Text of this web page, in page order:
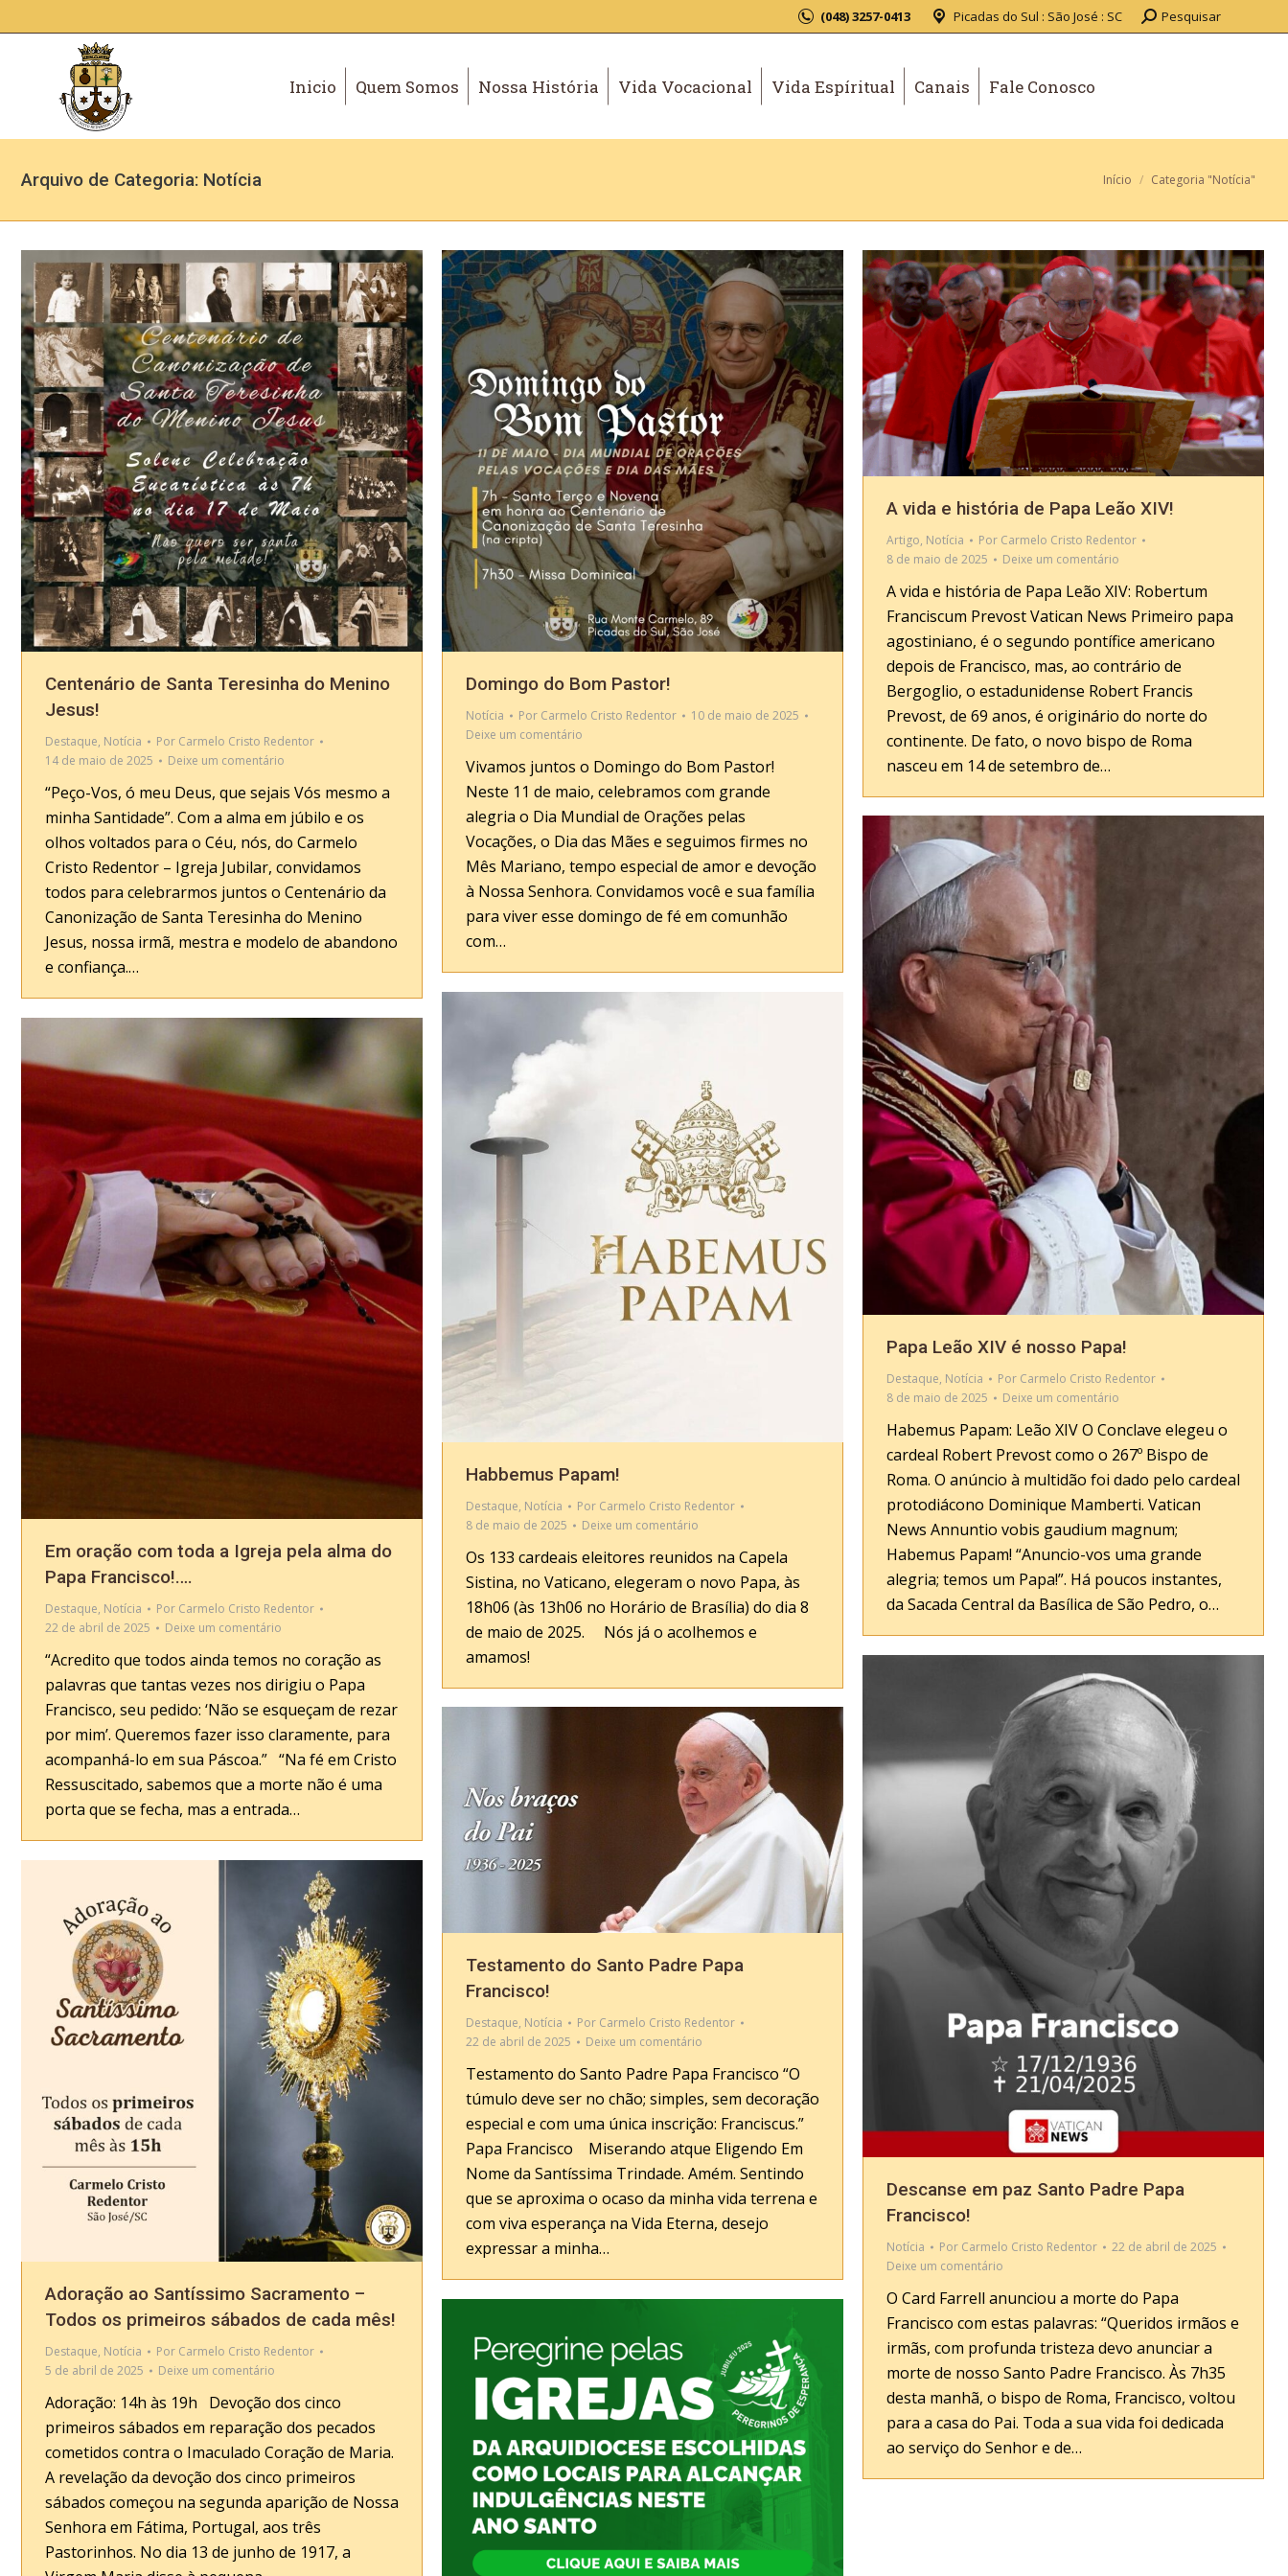
(048) 3257-0413 Picadas do Sul : São José : SC Pesquisar
Inicio Quem Somos Nossa História Vida Vocacional Vida Espíritual Canais Fale Conosco
Arquivo de Categoria: Notícia Você está aqui:
Início Categoria "Notícia"
Centenário de Santa Teresinha do Menino
Jesus!
Destaque, Notícia Por Carmelo Cristo Redentor
14 de maio de 2025
Deixe um comentário
“Peço-Vos, ó meu Deus, que sejais Vós mesmo a
minha Santidade”. Com a alma em júbilo e os
olhos voltados para o Céu, nós, do Carmelo
Cristo Redentor – Igreja Jubilar, convidamos
todos para celebrarmos juntos o Centenário da
Canonização de Santa Teresinha do Menino
Jesus, nossa irmã, mestra e modelo de abandono
e confiança.…
Domingo do Bom Pastor!
Notícia Por Carmelo Cristo Redentor
10 de maio de 2025
Deixe um comentário
Vivamos juntos o Domingo do Bom Pastor!
Neste 11 de maio, celebramos com grande
alegria o Dia Mundial de Orações pelas
Vocações, o Dia das Mães e seguimos firmes no
Mês Mariano, tempo especial de amor e devoção
à Nossa Senhora. Convidamos você e sua família
para viver esse domingo de fé em comunhão
com…
A vida e história de Papa Leão XIV!
Artigo, Notícia Por Carmelo Cristo Redentor
8 de maio de 2025
Deixe um comentário
A vida e história de Papa Leão XIV: Robertum
Franciscum Prevost Vatican News Primeiro papa
agostiniano, é o segundo pontífice americano
depois de Francisco, mas, ao contrário de
Bergoglio, o estadunidense Robert Francis
Prevost, de 69 anos, é originário do norte do
continente. De fato, o novo bispo de Roma
nasceu em 14 de setembro de…
Papa Leão XIV é nosso Papa!
Destaque, Notícia Por Carmelo Cristo Redentor
8 de maio de 2025
Deixe um comentário
Habemus Papam: Leão XIV O Conclave elegeu o
cardeal Robert Prevost como o 267º Bispo de
Roma. O anúncio à multidão foi dado pelo cardeal
protodiácono Dominique Mamberti. Vatican
News Annuntio vobis gaudium magnum;
Habemus Papam! “Anuncio-vos uma grande
alegria; temos um Papa!”. Há poucos instantes,
da Sacada Central da Basílica de São Pedro, o…
Habbemus Papam!
Destaque, Notícia Por Carmelo Cristo Redentor
8 de maio de 2025
Deixe um comentário
Os 133 cardeais eleitores reunidos na Capela
Sistina, no Vaticano, elegeram o novo Papa, às
18h06 (às 13h06 no Horário de Brasília) do dia 8
de maio de 2025. Nós já o acolhemos e
amamos!
Em oração com toda a Igreja pela alma do
Papa Francisco!….
Destaque, Notícia Por Carmelo Cristo Redentor
22 de abril de 2025
Deixe um comentário
“Acredito que todos ainda temos no coração as
palavras que tantas vezes nos dirigiu o Papa
Francisco, seu pedido: ‘Não se esqueçam de rezar
por mim’. Queremos fazer isso claramente, para
acompanhá-lo em sua Páscoa.” “Na fé em Cristo
Ressuscitado, sabemos que a morte não é uma
porta que se fecha, mas a entrada…
Descanse em paz Santo Padre Papa
Francisco!
Notícia Por Carmelo Cristo Redentor
22 de abril de 2025
Deixe um comentário
O Card Farrell anunciou a morte do Papa
Francisco com estas palavras: “Queridos irmãos e
irmãs, com profunda tristeza devo anunciar a
morte de nosso Santo Padre Francisco. Às 7h35
desta manhã, o bispo de Roma, Francisco, voltou
para a casa do Pai. Toda a sua vida foi dedicada
ao serviço do Senhor e de…
Testamento do Santo Padre Papa
Francisco!
Destaque, Notícia Por Carmelo Cristo Redentor
22 de abril de 2025
Deixe um comentário
Testamento do Santo Padre Papa Francisco “O
túmulo deve ser no chão; simples, sem decoração
especial e com uma única inscrição: Franciscus.”
Papa Francisco Miserando atque Eligendo Em
Nome da Santíssima Trindade. Amém. Sentindo
que se aproxima o ocaso da minha vida terrena e
com viva esperança na Vida Eterna, desejo
expressar a minha…
Adoração ao Santíssimo Sacramento –
Todos os primeiros sábados de cada mês!
Destaque, Notícia Por Carmelo Cristo Redentor
5 de abril de 2025
Deixe um comentário
Adoração: 14h às 19h Devoção dos cinco
primeiros sábados em reparação dos pecados
cometidos contra o Imaculado Coração de Maria.
A revelação da devoção dos cinco primeiros
sábados começou na segunda aparição de Nossa
Senhora em Fátima, Portugal, aos três
Pastorinhos. No dia 13 de junho de 1917, a